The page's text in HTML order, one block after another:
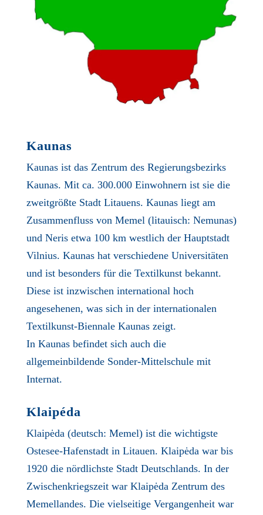
Kaunas
Kaunas ist das Zentrum des Regierungsbezirks
Kaunas. Mit ca. 300.000 Einwohnern ist sie die
zweitgrößte Stadt Litauens. Kaunas liegt am
Zusammenfluss von Memel (litauisch: Nemunas)
und Neris etwa 100 km westlich der Hauptstadt
Vilnius. Kaunas hat verschiedene Universitäten
und ist besonders für die Textilkunst bekannt.
Diese ist inzwischen international hoch
angesehenen, was sich in der internationalen
Textilkunst-Biennale Kaunas zeigt.
In Kaunas befindet sich auch die
allgemeinbildende Sonder-Mittelschule mit
Internat.
Klaipéda
Klaipėda (deutsch: Memel) ist die wichtigste
Ostesee-Hafenstadt in Litauen. Klaipėda war bis
1920 die nördlichste Stadt Deutschlands. In der
Zwischenkriegszeit war Klaipėda Zentrum des
Memellandes. Die vielseitige Vergangenheit war